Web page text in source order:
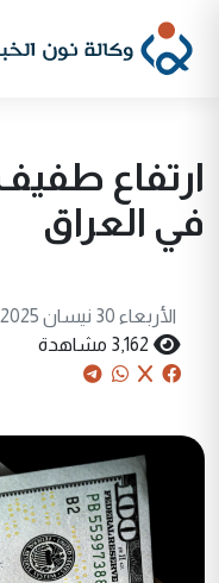
ارتفاع طفيف
في العراق
الأربعاء 30 نيسان 2025
3,162 مشاهدة